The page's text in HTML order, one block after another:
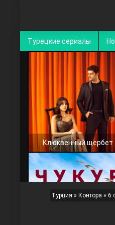
Турецкие сериалы
Клюквенный щербет
Турция » Контора » 6